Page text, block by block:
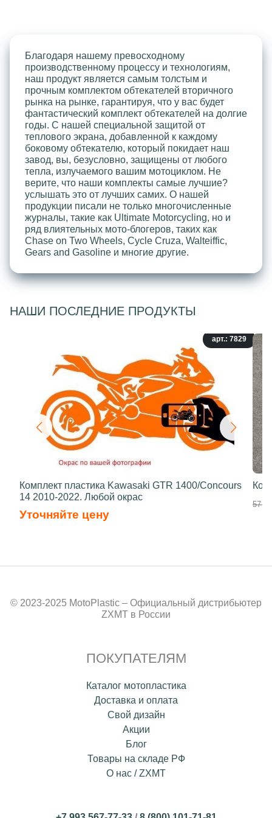
Благодаря нашему превосходному
производственному процессу и технологиям,
наш продукт является самым толстым и
прочным комплектом обтекателей вторичного
рынка на рынке, гарантируя, что у вас будет
фантастический комплект обтекателей на долгие
годы. С нашей специальной защитой от
теплового экрана, добавленной к каждому
боковому обтекателю, который покидает наш
завод, вы, безусловно, защищены от любого
тепла, излучаемого вашим мотоциклом. Не
верите, что наши комплекты самые лучшие?
услышать это от лучших самих. О нашей
продукции писали не только многочисленные
журналы, такие как Ultimate Motorcycling, но и
ряд влиятельных мото-блогеров, таких как
Chase on Two Wheels, Cycle Cruza, Walteiffic,
Gears and Gasoline и многие другие.
НАШИ ПОСЛЕДНИЕ ПРОДУКТЫ
арт.: 7829
Комплект пластика Kawasaki GTR 1400/Concours
14 2010-2022. Любой окрас
Уточняйте цену
57
© 2023-2025 MotoPlastic – Официальный дистрибьютер
ZXMT в России
ПОКУПАТЕЛЯМ
Каталог мотопластика
Доставка и оплата
Свой дизайн
Акции
Блог
Товары на складе РФ
О нас / ZXMT